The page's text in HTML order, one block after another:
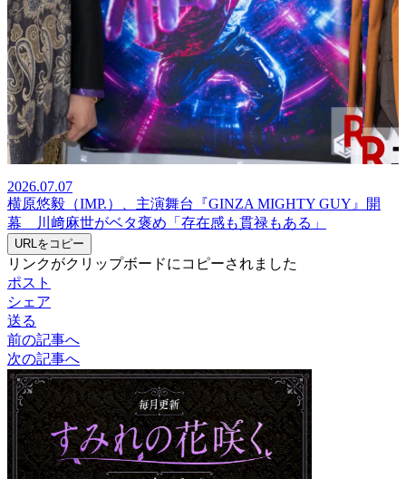
2026.07.07
横原悠毅（IMP.）、主演舞台『GINZA MIGHTY GUY』開
幕 川﨑麻世がベタ褒め「存在感も貫禄もある」
URLをコピー
リンクがクリップボードにコピーされました
ポスト
シェア
送る
前の記事へ
次の記事へ